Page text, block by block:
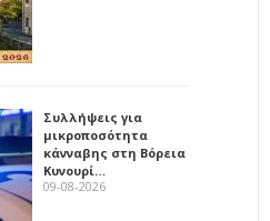
Συλλήψεις για
μικροποσότητα
κάνναβης στη Βόρεια
Κυνουρί…
09-08-2026